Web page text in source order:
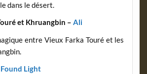
dans le désert.
et Khruangbin – Ali
entre Vieux Farka Touré et les
Found Light